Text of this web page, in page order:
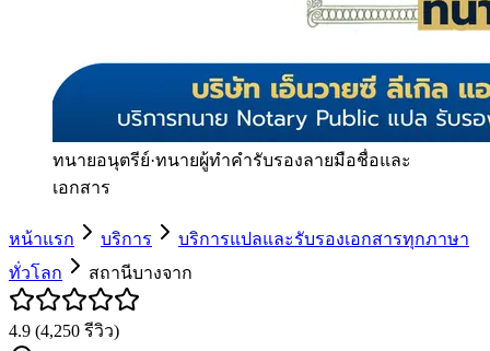
ทนายอนุตรีย์·ทนายผู้ทำคำรับรองลายมือชื่อและ
เอกสาร
หน้าแรก บริการ
บริการแปลและรับรองเอกสารทุกภาษา
ทั่วโลก
สถานีบางจาก
4.9 (4,250 รีวิว)